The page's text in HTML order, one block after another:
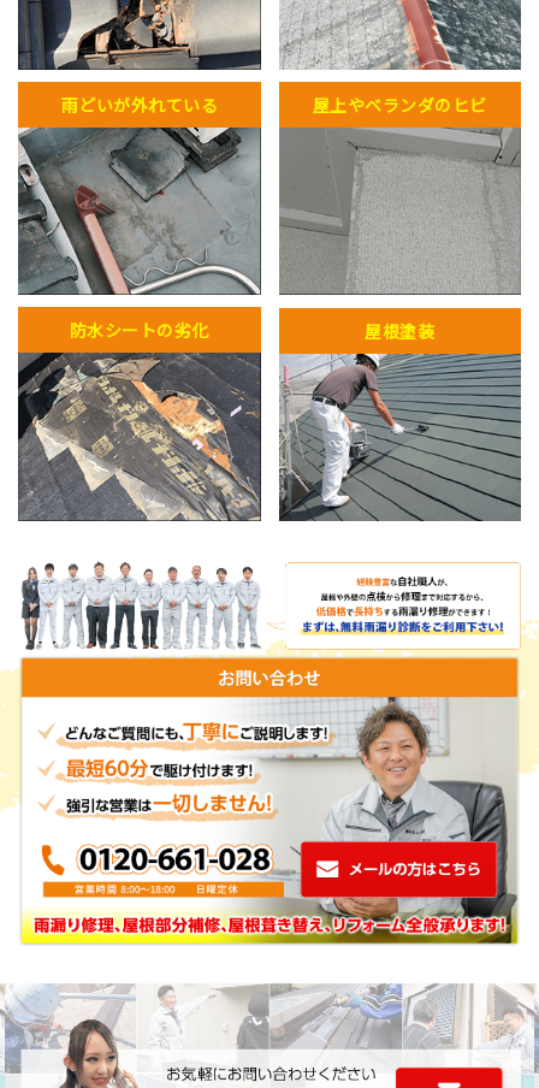
雨どいが外れている 屋上やベランダのヒビ
防水シートの劣化 屋根塗装